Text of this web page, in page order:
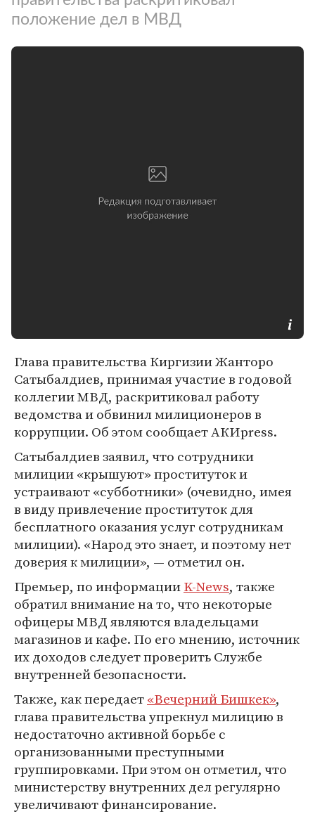
положение дел в МВД
Глава правительства Киргизии Жанторо
Сатыбалдиев, принимая участие в годовой
коллегии МВД, раскритиковал работу
ведомства и обвинил милиционеров в
коррупции. Об этом сообщает АКИpress.
Сатыбалдиев заявил, что сотрудники
милиции «крышуют» проституток и
устраивают «субботники» (очевидно, имея
в виду привлечение проституток для
бесплатного оказания услуг сотрудникам
милиции). «Народ это знает, и поэтому нет
доверия к милиции», — отметил он.
Премьер, по информацииK-News, также
обратил внимание на то, что некоторые
офицеры МВД являются владельцами
магазинов и кафе. По его мнению, источник
их доходов следует проверить Службе
внутренней безопасности.
Также, как передает«Вечерний Бишкек»,
глава правительства упрекнул милицию в
недостаточно активной борьбе с
организованными преступными
группировками. При этом он отметил, что
министерству внутренних дел регулярно
увеличивают финансирование.